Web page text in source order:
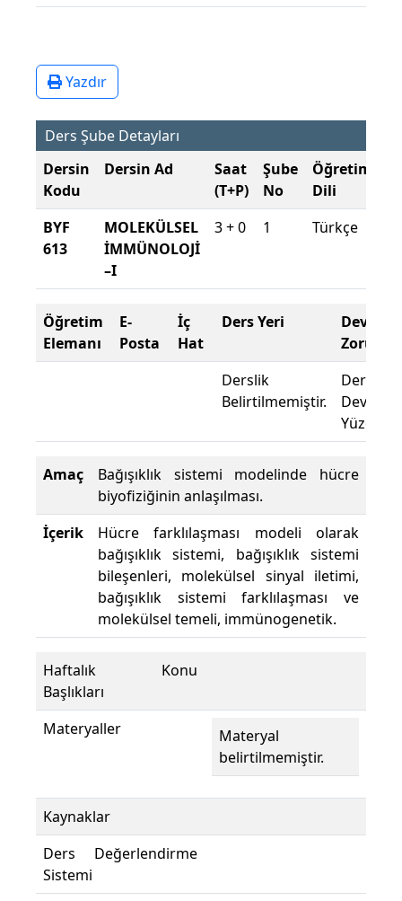
Yazdır
Ders Şube Detayları
Dersin
Kodu
Dersin Ad
Saat
(T+P)
Şube
No
Öğretim
Dili
BYF
613
MOLEKÜLSEL
İMMÜNOLOJİ
–I
3 + 0 1 Türkçe
Öğretim
Elemanı
E-
Posta
İç
Hat
Ders Yeri
Devam
Derslik
Belirtilmemiştir.
Dersin
Devam
Yüzdesi
Amaç
Bağışıklık sistemi modelinde hücre
biyofiziğinin anlaşılması.
İçerik
Hücre farklılaşması modeli olarak
bağışıklık sistemi, bağışıklık sistemi
bileşenleri, molekülsel sinyal iletimi,
bağışıklık sistemi farklılaşması ve
molekülsel temeli, immünogenetik.
Haftalık Konu
Başlıkları
Materyaller
Materyal
belirtilmemiştir.
Kaynaklar
Ders Değerlendirme
Sistemi